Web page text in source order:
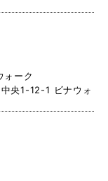
ォーク
央1-12-1 ビナウォ